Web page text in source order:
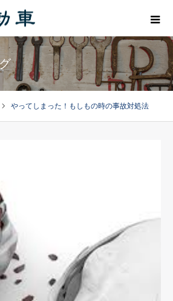
やってしまった！もしもの時の事故対処法